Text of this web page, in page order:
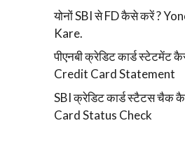
योनों SBI से FD कैसे करें ?
Kare.
पीएनबी क्रेडिट कार्ड स्टेटमेंट
Credit Card Statement
SBI क्रेडिट कार्ड स्टैटस चैक
Card Status Check